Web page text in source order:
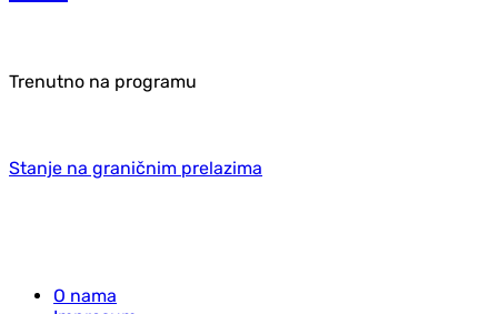
Trenutno na programu
Stanje na graničnim prelazima
O nama